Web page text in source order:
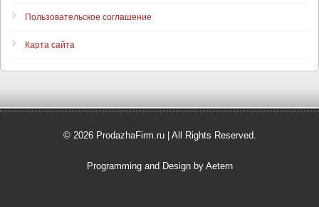
Пользовательское соглашение
Карта сайта
© 2026 ProdazhaFirm.ru | All Rights Reserved.
Programming and Design by Aetern